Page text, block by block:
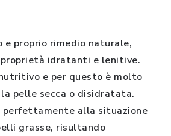
proprio rimedio naturale,
idratanti e lenitive.
e per questo è molto
pelle secca o disidratata.
alla situazione
grasse, risultando